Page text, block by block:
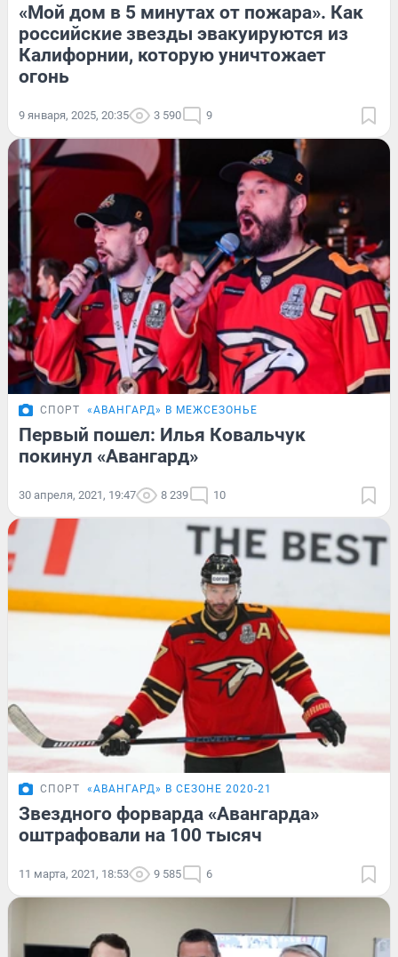
«Мой дом в 5 минутах от пожара». Как
российские звезды эвакуируются из
Калифорнии, которую уничтожает
огонь
9 января, 2025, 20:35 3 590 9
СПОРТ «АВАНГАРД» В МЕЖСЕЗОНЬЕ
Первый пошел: Илья Ковальчук
покинул «Авангард»
30 апреля, 2021, 19:47 8 239 10
СПОРТ «АВАНГАРД» В СЕЗОНЕ 2020-21
Звездного форварда «Авангарда»
оштрафовали на 100 тысяч
11 марта, 2021, 18:53 9 585 6